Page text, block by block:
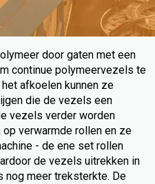
door gaten met een
continue polymeervezels te
afkoelen kunnen ze
die de vezels een
vezels verder worden
verwarmde rollen en ze
- de ene set rollen
de vezels uitrekken in
nog meer treksterkte. De